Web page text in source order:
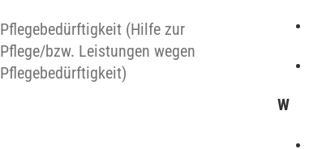
Pflegebedürftigkeit (Hilfe zur
Pflege/bzw. Leistungen wegen
Pflegebedürftigkeit)
W